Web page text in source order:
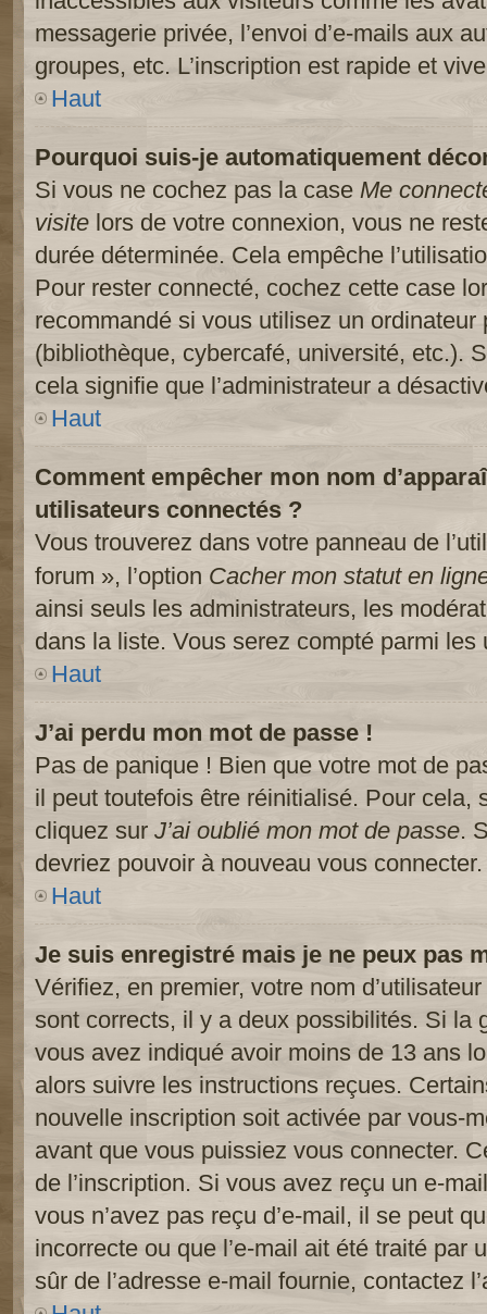
messagerie privée, l’envoi d’e-mails aux
groupes, etc. L’inscription est rapide et
Haut
Pourquoi suis-je automatiquement
Si vous ne cochez pas la case Me
visite lors de votre connexion, vous ne
durée déterminée. Cela empêche
Pour rester connecté, cochez cette case
recommandé si vous utilisez un
(bibliothèque, cybercafé, université, etc.).
cela signifie que l’administrateur a
Haut
Comment empêcher mon nom
utilisateurs connectés ?
Vous trouverez dans votre panneau de
forum », l’option Cacher mon statut en
ainsi seuls les administrateurs, les
dans la liste. Vous serez compté parmi
Haut
J’ai perdu mon mot de passe !
Pas de panique ! Bien que votre mot de
il peut toutefois être réinitialisé. Pour cela,
cliquez sur J’ai oublié mon mot de passe.
devriez pouvoir à nouveau vous connecter.
Haut
Je suis enregistré mais je ne peux pas
Vérifiez, en premier, votre nom
sont corrects, il y a deux possibilités. Si la
vous avez indiqué avoir moins de 13 ans
alors suivre les instructions reçues.
nouvelle inscription soit activée par vous-
avant que vous puissiez vous connecter.
de l’inscription. Si vous avez reçu un e-
vous n’avez pas reçu d’e-mail, il se peut
incorrecte ou que l’e-mail ait été traité par
sûr de l’adresse e-mail fournie, contactez